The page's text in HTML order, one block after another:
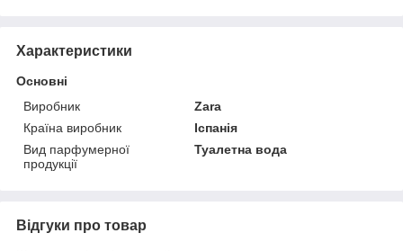
Характеристики
Основні
Виробник
Zara
Країна виробник
Іспанія
Вид парфумерної
продукції
Туалетна вода
Відгуки про товар